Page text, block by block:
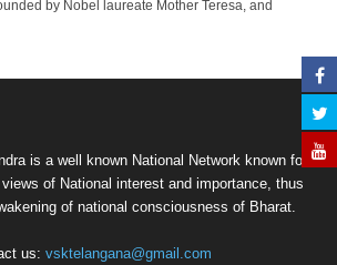
by Nobel laureate Mother Teresa, and
is a well known National Network known for
of National interest and importance, thus
of national consciousness of Bharat.
us: vsktelangana@gmail.com